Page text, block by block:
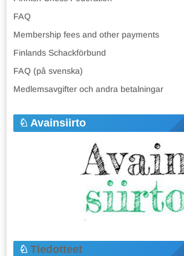
FAQ
Membership fees and other payments
Finlands Schackförbund
FAQ (på svenska)
Medlemsavgifter och andra betalningar
Avainsiirto
Tiedotteet